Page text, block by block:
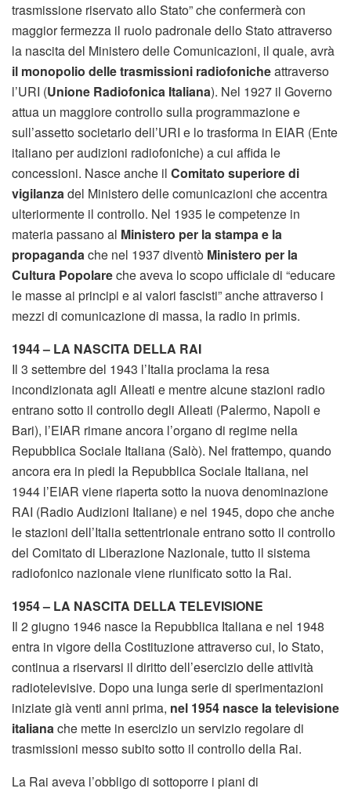
trasmissione riservato allo Stato” che confermerà con
maggior fermezza il ruolo padronale dello Stato attraverso
la nascita del Ministero delle Comunicazioni, il quale, avrà
il monopolio delle trasmissioni radiofonicheattraverso
l’URI (Unione Radiofonica Italiana). Nel 1927 il Governo
attua un maggiore controllo sulla programmazione e
sull’assetto societario dell’URI e lo trasforma in EIAR (Ente
italiano per audizioni radiofoniche) a cui affida le
concessioni. Nasce anche il Comitato superiore di
vigilanzadel Ministero delle comunicazioni che accentra
ulteriormente il controllo. Nel 1935 le competenze in
materia passano al Ministero per la stampa e la
propagandache nel 1937 diventò Ministero per la
Cultura Popolareche aveva lo scopo ufficiale di “educare
le masse ai principi e ai valori fascisti” anche attraverso i
mezzi di comunicazione di massa, la radio in primis.
1944 – LA NASCITA DELLA RAI
Il 3 settembre del 1943 l’Italia proclama la resa
incondizionata agli Alleati e mentre alcune stazioni radio
entrano sotto il controllo degli Alleati (Palermo, Napoli e
Bari), l’EIAR rimane ancora l’organo di regime nella
Repubblica Sociale Italiana (Salò). Nel frattempo, quando
ancora era in piedi la Repubblica Sociale Italiana, nel
1944 l’EIAR viene riaperta sotto la nuova denominazione
RAI (Radio Audizioni Italiane) e nel 1945, dopo che anche
le stazioni dell’Italia settentrionale entrano sotto il controllo
del Comitato di Liberazione Nazionale, tutto il sistema
radiofonico nazionale viene riunificato sotto la Rai.
1954 – LA NASCITA DELLA TELEVISIONE
Il 2 giugno 1946 nasce la Repubblica Italiana e nel 1948
entra in vigore della Costituzione attraverso cui, lo Stato,
continua a riservarsi il diritto dell’esercizio delle attività
radiotelevisive. Dopo una lunga serie di sperimentazioni
iniziate già venti anni prima, nel 1954 nasce la televisione
italianache mette in esercizio un servizio regolare di
trasmissioni messo subito sotto il controllo della Rai.
La Rai aveva l’obbligo di sottoporre i piani di